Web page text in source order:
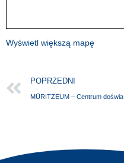
Wyświetl większą mapę
POPRZEDNI